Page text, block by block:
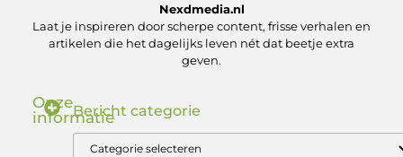
Nexdmedia.nl
Laat je inspireren door scherpe content, frisse verhalen en
artikelen die het dagelijks leven nét dat beetje extra
geven.
Onze
informatieBericht categorie